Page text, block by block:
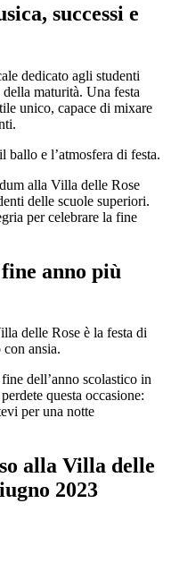
successi e
dedicato agli studenti
maturità. Una festa
unico, capace di mixare
ballo e l’atmosfera di festa.
alla Villa delle Rose
delle scuole superiori.
per celebrare la fine
anno più
delle Rose è la festa di
ansia.
dell’anno scolastico in
questa occasione:
per una notte
alla Villa delle
2023